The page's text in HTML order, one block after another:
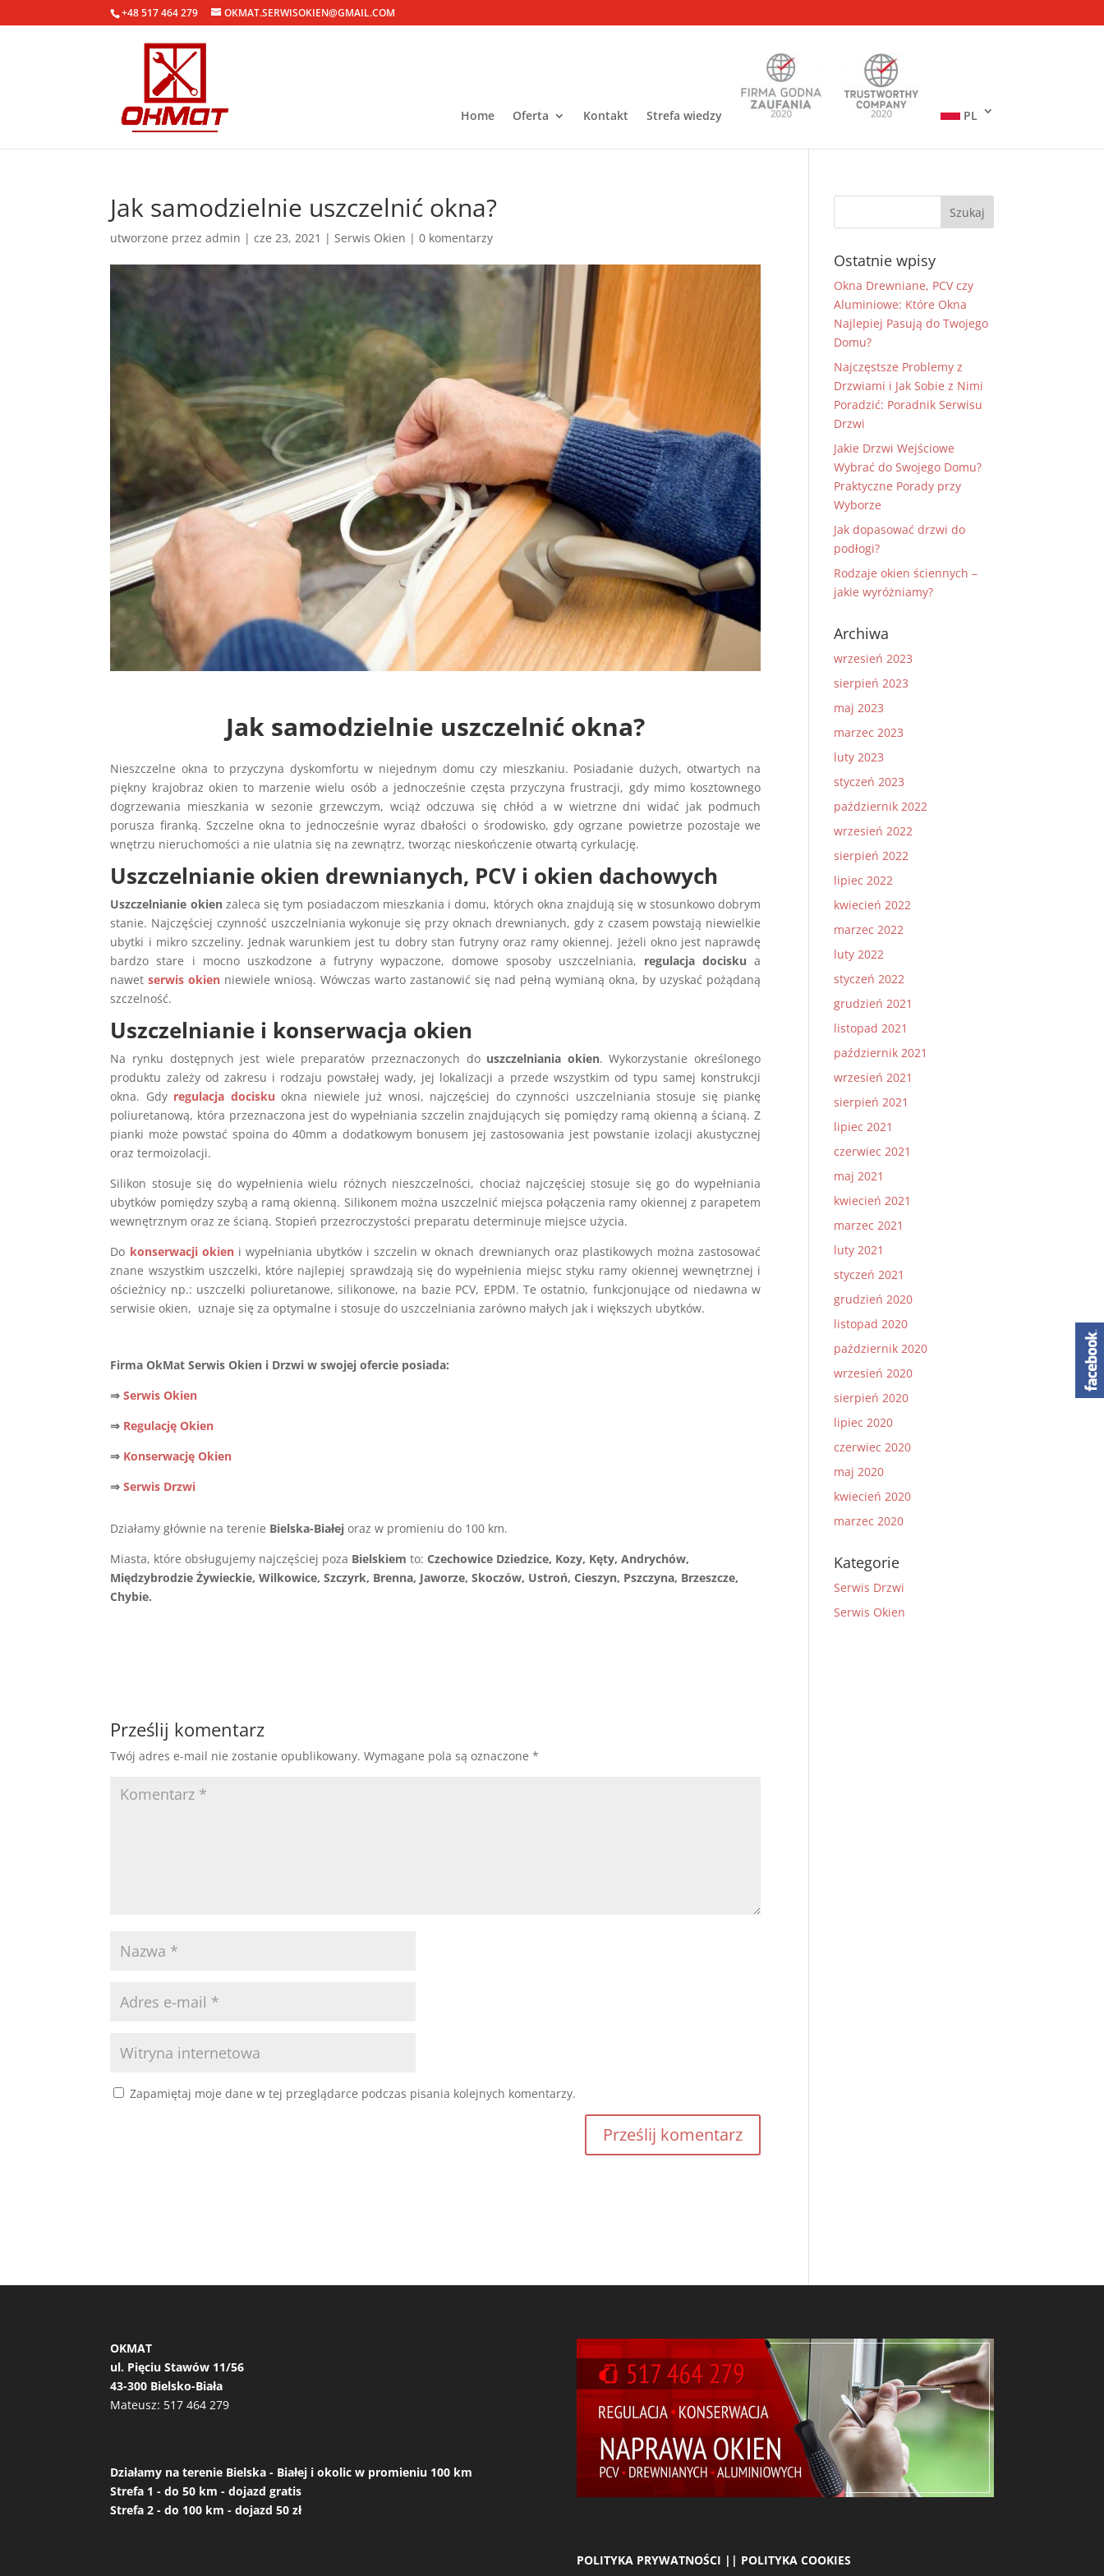
+48 517 464 279 OKMAT.SERWISOKIEN@GMAIL.COM
Home Oferta Kontakt Strefa wiedzy PL
Jak samodzielnie uszczelnić okna?
utworzone przezadmin |cze 23, 2021 |Serwis Okien |0 komentarzy
Jak samodzielnie uszczelnić okna?
Nieszczelne okna to przyczyna dyskomfortu w niejednym domu czy mieszkaniu. Posiadanie dużych, otwartych na
piękny krajobraz okien to marzenie wielu osób a jednocześnie częsta przyczyna frustracji, gdy mimo kosztownego
dogrzewania mieszkania w sezonie grzewczym, wciąż odczuwa się chłód a w wietrzne dni widać jak podmuch
porusza firanką. Szczelne okna to jednocześnie wyraz dbałości o środowisko, gdy ogrzane powietrze pozostaje we
wnętrzu nieruchomości a nie ulatnia się na zewnątrz, tworząc nieskończenie otwartą cyrkulację.
Uszczelnianie okien drewnianych, PCV i okien dachowych
Uszczelnianie okien zaleca się tym posiadaczom mieszkania i domu, których okna znajdują się w stosunkowo dobrym
stanie. Najczęściej czynność uszczelniania wykonuje się przy oknach drewnianych, gdy z czasem powstają niewielkie
ubytki i mikro szczeliny. Jednak warunkiem jest tu dobry stan futryny oraz ramy okiennej. Jeżeli okno jest naprawdę
bardzo stare i mocno uszkodzone a futryny wypaczone, domowe sposoby uszczelniania, regulacja docisku a
nawet serwis okien niewiele wniosą. Wówczas warto zastanowić się nad pełną wymianą okna, by uzyskać pożądaną
szczelność.
Uszczelnianie i konserwacja okien
Na rynku dostępnych jest wiele preparatów przeznaczonych do uszczelniania okien. Wykorzystanie określonego
produktu zależy od zakresu i rodzaju powstałej wady, jej lokalizacji a przede wszystkim od typu samej konstrukcji
okna. Gdy regulacja docisku okna niewiele już wnosi, najczęściej do czynności uszczelniania stosuje się piankę
poliuretanową, która przeznaczona jest do wypełniania szczelin znajdujących się pomiędzy ramą okienną a ścianą. Z
pianki może powstać spoina do 40mm a dodatkowym bonusem jej zastosowania jest powstanie izolacji akustycznej
oraz termoizolacji.
Silikon stosuje się do wypełnienia wielu różnych nieszczelności, chociaż najczęściej stosuje się go do wypełniania
ubytków pomiędzy szybą a ramą okienną. Silikonem można uszczelnić miejsca połączenia ramy okiennej z parapetem
wewnętrznym oraz ze ścianą. Stopień przezroczystości preparatu determinuje miejsce użycia.
Do konserwacji okien i wypełniania ubytków i szczelin w oknach drewnianych oraz plastikowych można zastosować
znane wszystkim uszczelki, które najlepiej sprawdzają się do wypełnienia miejsc styku ramy okiennej wewnętrznej i
ościeżnicy np.: uszczelki poliuretanowe, silikonowe, na bazie PCV, EPDM. Te ostatnio, funkcjonujące od niedawna w
serwisie okien, uznaje się za optymalne i stosuje do uszczelniania zarówno małych jak i większych ubytków.
Firma OkMat Serwis Okien i Drzwi w swojej ofercie posiada:
⇒Serwis Okien
⇒ Regulację Okien
⇒ Konserwację Okien
⇒ Serwis Drzwi
Działamy głównie na terenie Bielska-Białej oraz w promieniu do 100 km.
Miasta, które obsługujemy najczęściej poza Bielskiem to:Czechowice Dziedzice, Kozy, Kęty, Andrychów,
Międzybrodzie Żywieckie, Wilkowice, Szczyrk, Brenna, Jaworze, Skoczów, Ustroń, Cieszyn, Pszczyna, Brzeszcze,
Chybie.
Prześlij komentarz
Twój adres e-mail nie zostanie opublikowany. Wymagane pola są oznaczone*
Zapamiętaj moje dane w tej przeglądarce podczas pisania kolejnych komentarzy.
Ostatnie wpisy
Okna Drewniane, PCV czy
Aluminiowe: Które Okna
Najlepiej Pasują do Twojego
Domu?
Najczęstsze Problemy z
Drzwiami i Jak Sobie z Nimi
Poradzić: Poradnik Serwisu
Drzwi
Jakie Drzwi Wejściowe
Wybrać do Swojego Domu?
Praktyczne Porady przy
Wyborze
Jak dopasować drzwi do
podłogi?
Rodzaje okien ściennych –
jakie wyróżniamy?
Archiwa
wrzesień 2023
sierpień 2023
maj 2023
marzec 2023
luty 2023
styczeń 2023
październik 2022
wrzesień 2022
sierpień 2022
lipiec 2022
kwiecień 2022
marzec 2022
luty 2022
styczeń 2022
grudzień 2021
listopad 2021
październik 2021
wrzesień 2021
sierpień 2021
lipiec 2021
czerwiec 2021
maj 2021
kwiecień 2021
marzec 2021
luty 2021
styczeń 2021
grudzień 2020
listopad 2020
październik 2020
wrzesień 2020
sierpień 2020
lipiec 2020
czerwiec 2020
maj 2020
kwiecień 2020
marzec 2020
Kategorie
Serwis Drzwi
Serwis Okien
OKMAT
ul. Pięciu Stawów 11/56
43-300 Bielsko-Biała
Mateusz: 517 464 279
Działamy na terenie Bielska - Białej i okolic w promieniu 100 km
Strefa 1 - do 50 km - dojazd gratis
Strefa 2 - do 100 km - dojazd 50 zł
POLITYKA PRYWATNOŚCI || POLITYKA COOKIES